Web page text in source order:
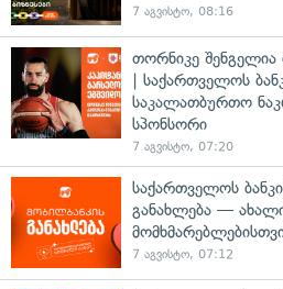
7 აგვისტო, 08:16
თორნიკე შენგელია
| საქართველოს
საკალათბურთო
სპონსორი
7 აგვისტო, 07:20
საქართველოს
განახლება —
7 აგვისტო, 07:12